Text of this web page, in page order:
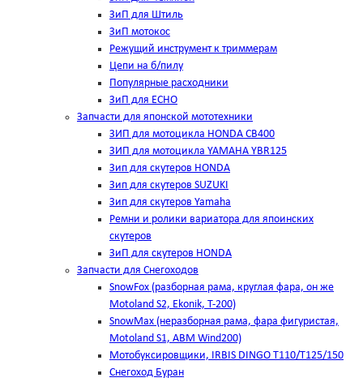
ЗиП для Штиль
ЗиП мотокос
Режущий инструмент к триммерам
Цепи на б/пилу
Популярные расходники
ЗиП для ЕСНО
Запчасти для японской мототехники
ЗИП для мотоцикла HONDA CB400
ЗИП для мотоцикла YAMAHA YBR125
Зип для скутеров HONDA
Зип для скутеров SUZUKI
Зип для скутеров Yamaha
Ремни и ролики вариатора для япоинских
скутеров
ЗиП для скутеров HONDA
Запчасти для Снегоходов
SnowFox (разборная рама, круглая фара, он же
Motoland S2, Ekonik, T-200)
SnowMax (неразборная рама, фара фигуристая,
Motoland S1, ABM Wind200)
Мотобуксировщики, IRBIS DINGO Т110/Т125/150
Снегоход Буран